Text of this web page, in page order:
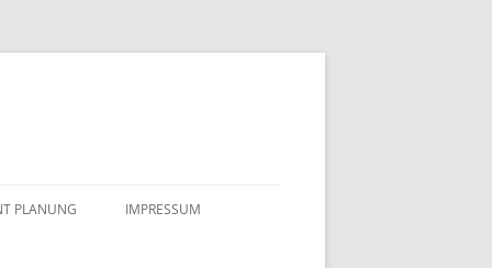
PLANUNG IMPRESSUM